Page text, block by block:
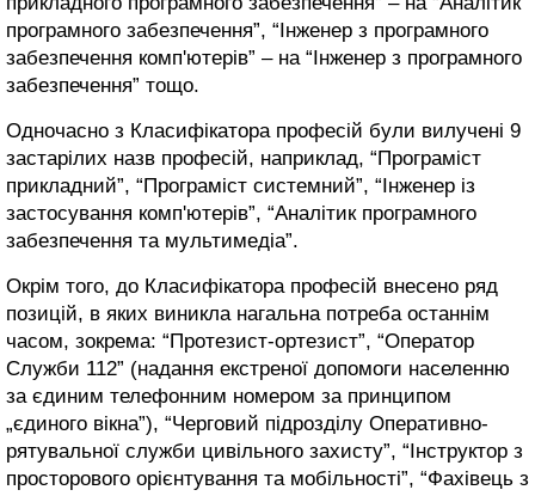
програмного забезпечення”, “Інженер з програмного
забезпечення комп'ютерів” – на “Інженер з програмного
забезпечення” тощо.
Одночасно з Класифікатора професій були вилучені 9
застарілих назв професій, наприклад, “Програміст
прикладний”, “Програміст системний”, “Інженер із
застосування комп'ютерів”, “Аналітик програмного
забезпечення та мультимедіа”.
Окрім того, до Класифікатора професій внесено ряд
позицій, в яких виникла нагальна потреба останнім
часом, зокрема: “Протезист-ортезист”, “Оператор
Служби 112” (надання екстреної допомоги населенню
за єдиним телефонним номером за принципом
„єдиного вікна”), “Черговий підрозділу Оперативно-
рятувальної служби цивільного захисту”, “Інструктор з
просторового орієнтування та мобільності”, “Фахівець з